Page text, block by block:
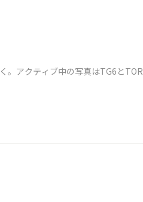
。アクティブ中の写真はTG6とTOR